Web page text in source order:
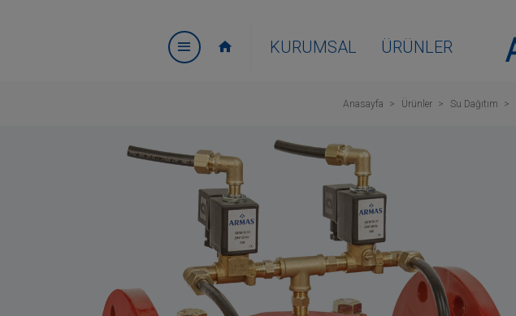
KURUMSAL ÜRÜNLER
Anasayfa Ürünler Su Dağıtım